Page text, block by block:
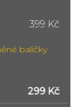
399 Kč
299 Kč